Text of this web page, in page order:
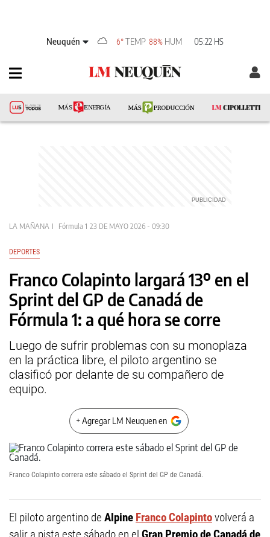
Neuquén 6°TEMP 88% HUM 05:22 HS
LA MAÑANA Fórmula 1 23 DE MAYO 2026 - 09:30
DEPORTES
Franco Colapinto largará 13º en el
Sprint del GP de Canadá de
Fórmula 1: a qué hora se corre
Luego de sufrir problemas con su monoplaza
en la práctica libre, el piloto argentino se
clasificó por delante de su compañero de
equipo.
+ Agregar LM Neuquen en
Franco Colapinto correra este sábado el Sprint del GP de Canadá.
El piloto argentino de Alpine Franco Colapintovolverá a